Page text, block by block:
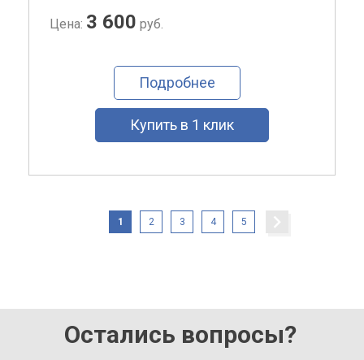
Цена: 3 600 руб.
Подробнее
Купить в 1 клик
1 2 3 4 5
Остались вопросы?